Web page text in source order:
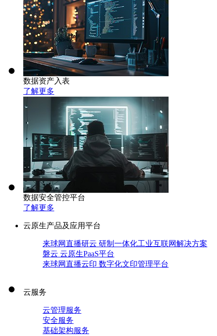
数据资产入表
了解更多
数据安全管控平台
了解更多
云原生产品及应用平台
来球网直播研云 研制一体化工业互联网解决方案
磐云 云原生PaaS平台
来球网直播云印 数字化文印管理平台
云服务
云管理服务
安全服务
基础架构服务